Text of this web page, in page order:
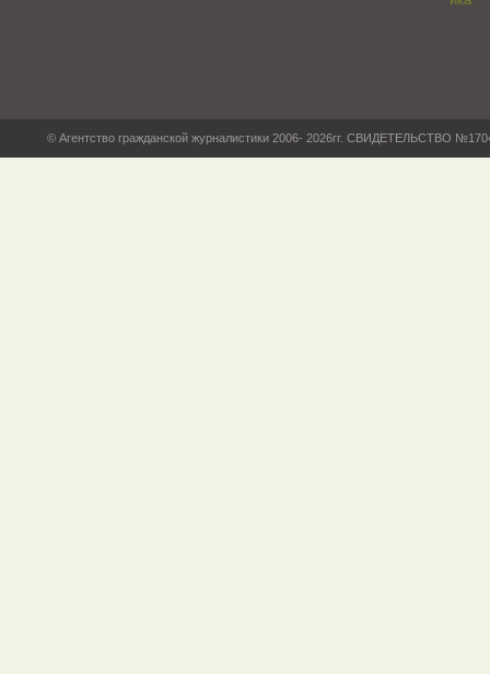
© Агентство гражданской журналистики 2006- 2026гг. СВИДЕТЕЛЬСТВО